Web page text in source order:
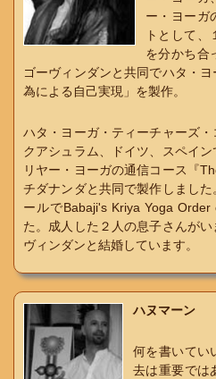
ー・ヨーガ
トとして
を分かち合
ゴーヴィンダンと共同でハタ・
為による自己実現」を製作。
ハタ・ヨーガ・ティーチャーズ
クアシュラム、ドイツ、スペイ
リヤー・ヨーガの通信コース『
チダナンダと共同で製作しまし
ールでBabaji's Kriya Yoga
た。成人した２人の息子さんが
ヴィンダンと結婚しています。
ハヌマーン
何を書いてい
去は重要では